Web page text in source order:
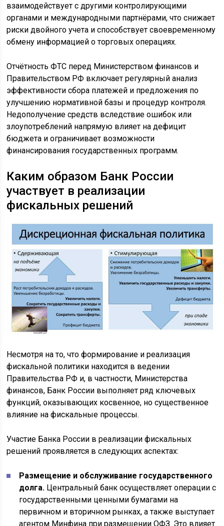
взаимодействует с другими контролирующими
органами и международными партнёрами, что снижает
риски двойного учета и способствует своевременному
обмену информацией о торговых операциях.
Отчётность ФТС перед Министерством финансов и
Правительством РФ включает регулярный анализ
эффективности сбора платежей и предложения по
улучшению нормативной базы и процедур контроля.
Недополучение средств вследствие ошибок или
злоупотреблений напрямую влияет на дефицит
бюджета и ограничивает возможности
финансирования государственных программ.
Каким образом Банк России
участвует в реализации
фискальных решений
Несмотря на то, что формирование и реализация
фискальной политики находится в ведении
Правительства РФ и, в частности, Министерства
финансов, Банк России выполняет ряд ключевых
функций, оказывающих косвенное, но существенное
влияние на фискальные процессы.
Участие Банка России в реализации фискальных
решений проявляется в следующих аспектах:
Размещение и обслуживание государственного
долга. Центральный банк осуществляет операции с
государственными ценными бумагами на
первичном и вторичном рынках, а также выступает
агентом Минфина при размещении ОФЗ. Это влияет